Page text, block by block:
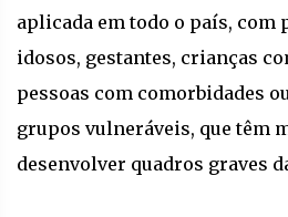
aplicada em todo o país, com
idosos, gestantes, crianças
pessoas com comorbidades
grupos vulneráveis, que têm
desenvolver quadros graves